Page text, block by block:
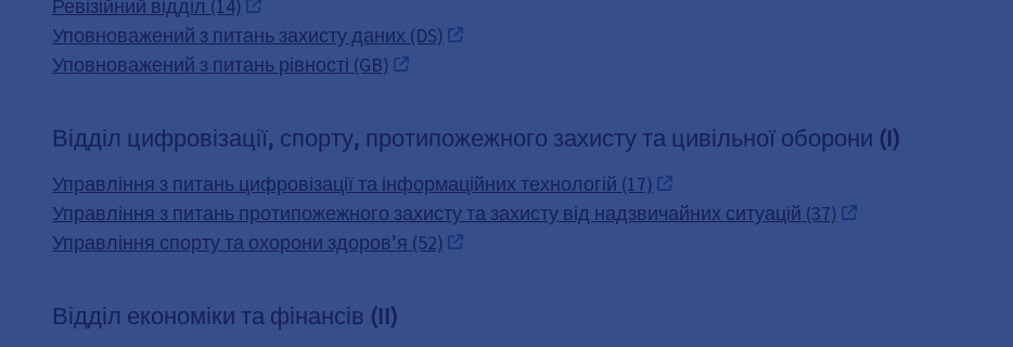
Ревізійний відділ (14)
Уповноважений з питань захисту даних (DS)
Уповноважений з питань рівності (GB)
Відділ цифровізації, спорту, протипожежного захисту та цивільної оборони (I)
Управління з питань цифровізації та інформаційних технологій (17)
Управління з питань протипожежного захисту та захисту від надзвичайних ситуацій (37)
Управління спорту та охорони здоров’я (52)
Відділ економіки та фінансів (II)